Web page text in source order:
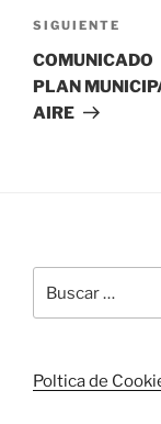
Siguiente
entrada
SIGUIENTE
COMUNICADO
PLAN
AIRE
por:
Poltica de